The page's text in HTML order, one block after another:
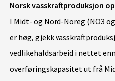
Norsk vasskraftproduksjon
I Midt- og Nord-Noreg (NO3
er høg, gjekk
vedlikehaldsarbeid i nettet
overføringskapasitet ut frå